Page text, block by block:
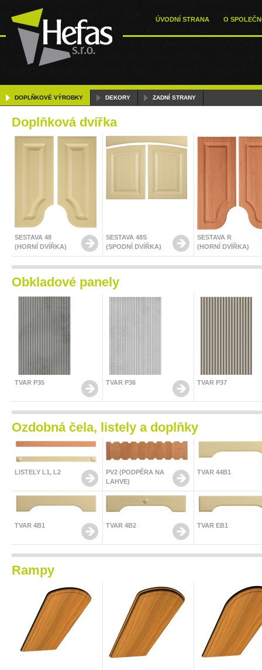
ÚVODNÍ STRANA O
DOPLŇKOVÉ VÝROBKY DEKORY ZADNÍ STRANY
Doplňková dvířka
SESTAVA 48
(HORNÍ DVÍŘKA)
SESTAVA 48S
(SPODNÍ DVÍŘKA)
SESTAVA R
(HORNÍ DVÍŘKA)
Obkladové panely
TVAR P35 TVAR P36 TVAR P37
Ozdobná čela, listely a doplňky
LISTELY L1, L2
PV2 (PODPĚRA NA
LAHVE)
TVAR 44B1
TVAR 4B1 TVAR 4B2 TVAR EB1
Rampy